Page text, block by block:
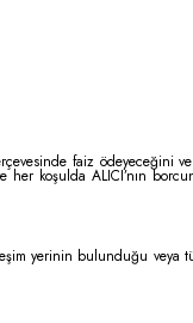
faiz ödeyeceğini
koşulda ALICI’nın
yerinin bulunduğu veya